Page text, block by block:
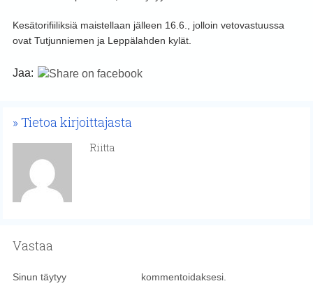
Kesätorifiiliksiä maistellaan jälleen 16.6., jolloin vetovastuussa
ovat Tutjunniemen ja Leppälahden kylät.
Jaa:
Tietoa kirjoittajasta
Riitta
Vastaa
Sinun täytyy kommentoidaksesi.